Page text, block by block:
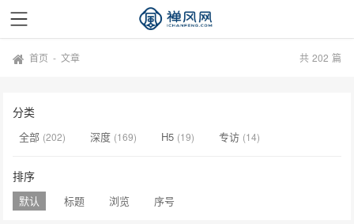
首页 -文章 共 202 篇
分类
全部 (202) 深度 (169) H5 (19) 专访 (14)
排序
默认 标题 浏览 序号